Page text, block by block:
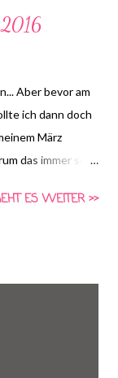
Aber bevor am
ich dann doch
März
das immer so
spannend sind
ES WEITER >>